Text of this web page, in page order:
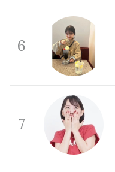
6
7